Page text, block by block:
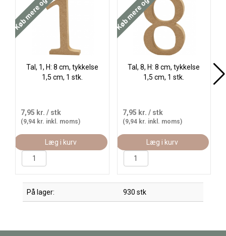
Tal, 1, H: 8 cm, tykkelse
1,5 cm, 1 stk.
7,95 kr. / stk
(9,94 kr. inkl. moms)
Læg i kurv
Tal, 8, H: 8 cm, tykkelse
1,5 cm, 1 stk.
7,95 kr. / stk
(9,94 kr. inkl. moms)
Læg i kurv
På lager: 930 stk